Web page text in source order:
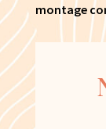
montage